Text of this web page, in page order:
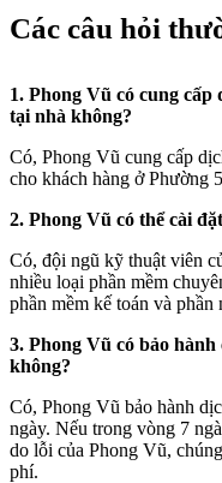
Các câu hỏi
1. Phong Vũ có cung
tại nhà không?
Có, Phong Vũ cung cấp
cho khách hàng ở Phường
2. Phong Vũ có thể cài
Có, đội ngũ kỹ thuật viên
nhiều loại phần mềm
phần mềm kế toán và phần
3. Phong Vũ có bảo
không?
Có, Phong Vũ bảo hành
ngày. Nếu trong vòng 7
do lỗi của Phong Vũ,
phí.